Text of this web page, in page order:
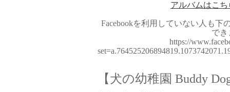
アルバムはこ
Facebookを利用していない人も
でき
https://
【犬の幼稚園 Buddy